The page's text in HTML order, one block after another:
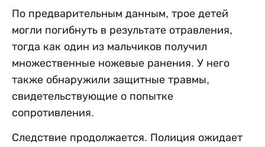
По предварительным данным, трое детей
могли погибнуть в результате отравления,
тогда как один из мальчиков получил
множественные ножевые ранения. У него
также обнаружили защитные травмы,
свидетельствующие о попытке
сопротивления.
Следствие продолжается. Полиция ожидает